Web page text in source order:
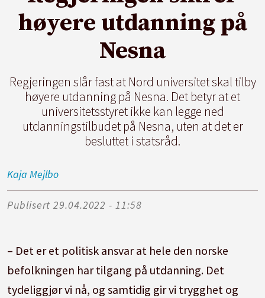
høyere utdanning på
Nesna
Regjeringen slår fast at Nord universitet skal tilby
høyere utdanning på Nesna. Det betyr at et
universitetsstyret ikke kan legge ned
utdanningstilbudet på Nesna, uten at det er
besluttet i statsråd.
Kaja Mejlbo
Publisert 29.04.2022 - 11:58
– Det er et politisk ansvar at hele den norske
befolkningen har tilgang på utdanning. Det
tydeliggjør vi nå, og samtidig gir vi trygghet og